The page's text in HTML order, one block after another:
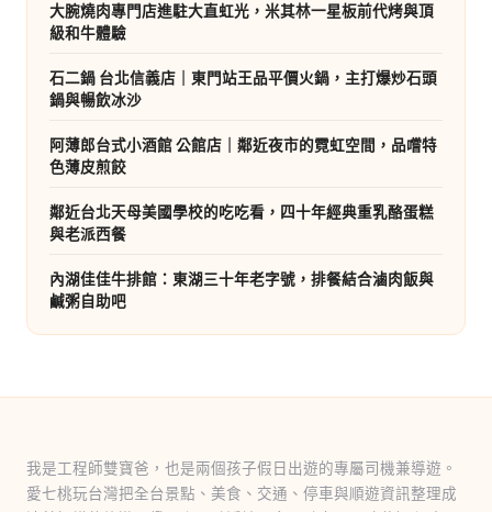
大腕燒肉專門店進駐大直虹光，米其林一星板前代烤與頂
級和牛體驗
石二鍋 台北信義店｜東門站王品平價火鍋，主打爆炒石頭
鍋與暢飲冰沙
阿薄郎台式小酒館 公館店｜鄰近夜市的霓虹空間，品嚐特
色薄皮煎餃
鄰近台北天母美國學校的吃吃看，四十年經典重乳酪蛋糕
與老派西餐
內湖佳佳牛排館：東湖三十年老字號，排餐結合滷肉飯與
鹹粥自助吧
我是工程師雙寶爸，也是兩個孩子假日出遊的專屬司機兼導遊。
愛七桃玩台灣把全台景點、美食、交通、停車與順遊資訊整理成